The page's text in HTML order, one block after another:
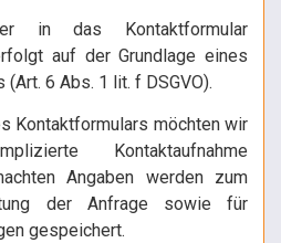
in das Kontaktformular
auf der Grundlage eines
6 Abs. 1 lit. f DSGVO).
Kontaktformulars möchten wir
Kontaktaufnahme
Angaben werden zum
der Anfrage sowie für
gespeichert.